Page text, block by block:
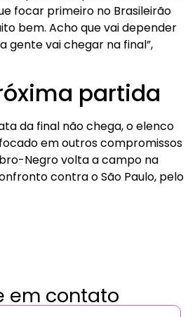
focar primeiro no Brasileirão
bem. Acho que vai depender
gente vai chegar na final”,
partida
da final não chega, o elenco
em outros compromissos
Negro volta a campo na
contra o São Paulo, pelo
em contato